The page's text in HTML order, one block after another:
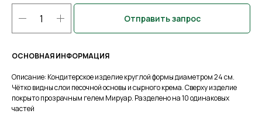
Отправить запрос
ОСНОВНАЯ ИНФОРМАЦИЯ
Описание: Кондитерское изделие круглой формы диаметром 24 см.
Чётко видны слои песочной основы и сырного крема. Сверху изделие
покрыто прозрачным гелем Мируар. Разделено на 10 одинаковых
частей